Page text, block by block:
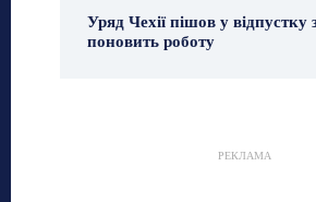
Уряд Чехії пішов у відпустку
поновить роботу
РЕКЛАМА